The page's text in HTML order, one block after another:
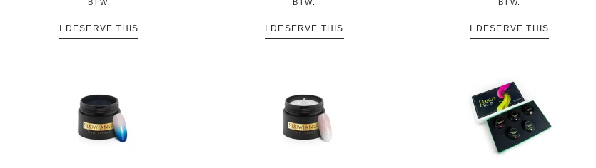
BTW.
I DESERVE THIS
BTW.
I DESERVE THIS
BTW.
I DESERVE THIS